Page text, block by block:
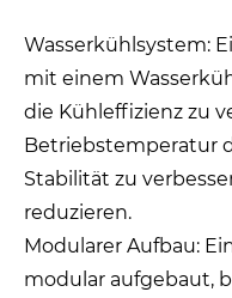
Wasserkühlsystem:
mit einem
die Kühleffizienz zu
Betriebstemperatur
Stabilität zu
reduzieren.
Modularer Aufbau:
modular aufgebaut,